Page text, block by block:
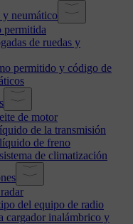
y neumático
permitida
de ruedas y
permitido y código de
de motor
de la transmisión
de freno
de climatización
del equipo de radio
cargador inalámbrico y